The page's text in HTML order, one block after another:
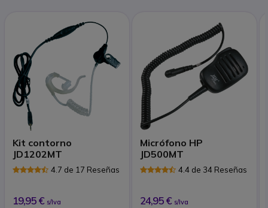
Kit contorno
JD1202MT
4.7 de 17 Reseñas
19,95 € s/Iva
Micrófono HP
JD500MT
4.4 de 34 Reseñas
24,95 € s/Iva